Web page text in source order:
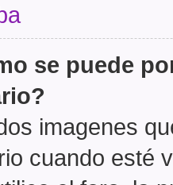
se puede
imagenes
cuando esté